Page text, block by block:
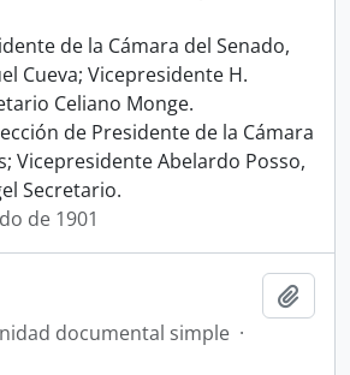
de la Cámara del Senado,
Cueva; Vicepresidente H.
Celiano Monge.
de Presidente de la Cámara
Vicepresidente Abelardo Posso,
Secretario.
de 1901
documental simple ·